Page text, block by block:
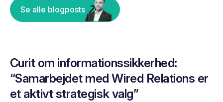
Se alle blogposts
Curit om informationssikkerhed:
“Samarbejdet med Wired Relations er
et aktivt strategisk valg”